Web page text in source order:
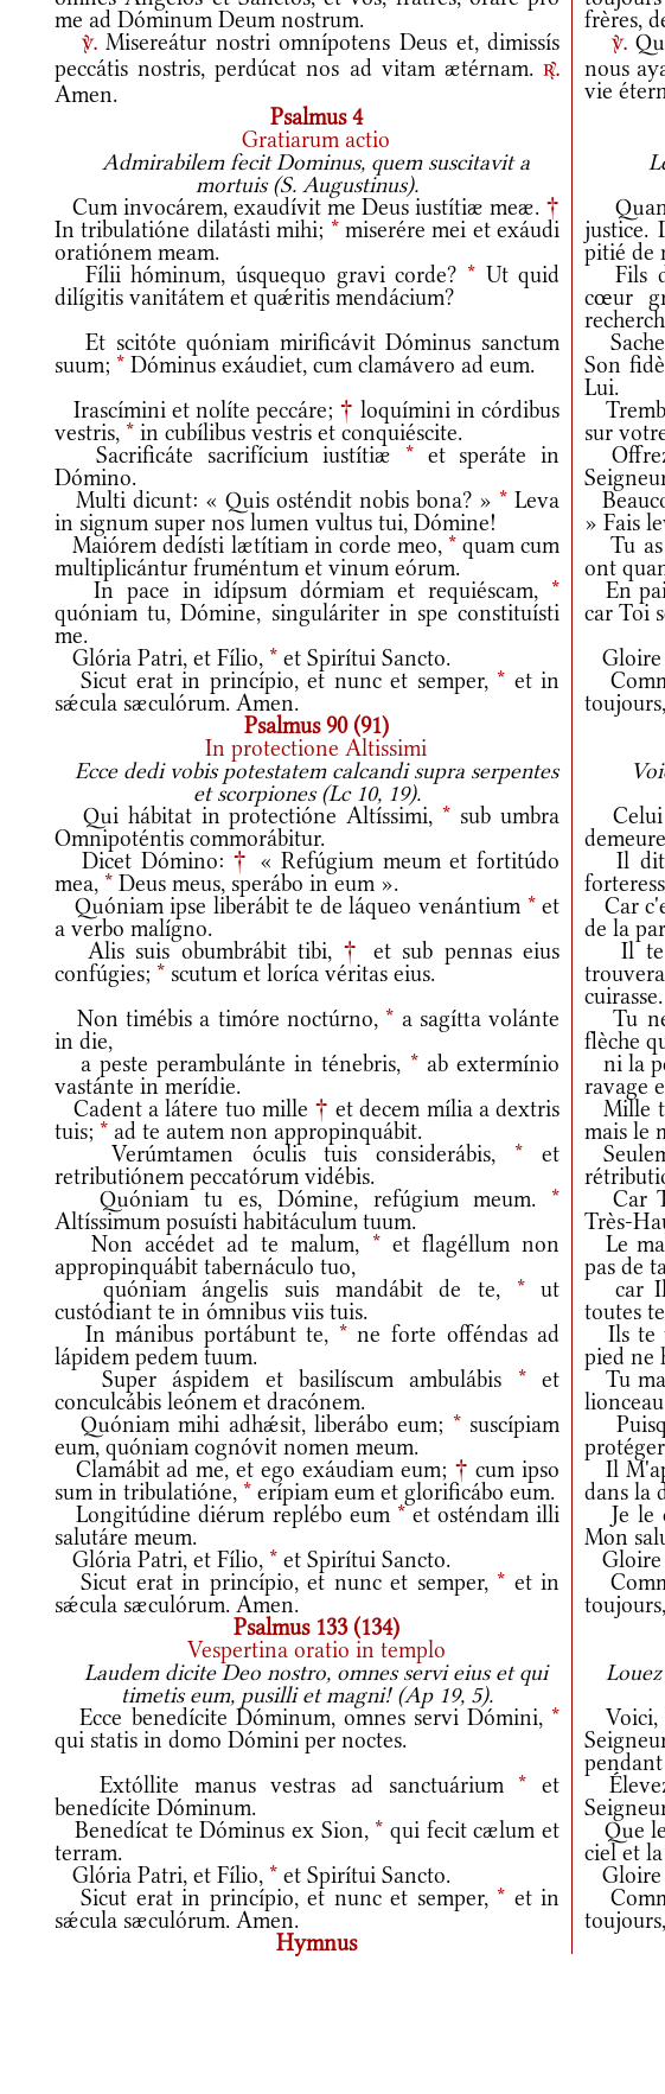
me ad Dóminum Deum nostrum.
frères,
v.Misereátur nostri omnípotens Deus et, dimissís
peccátis nostris, perdúcat nos ad vitam ætérnam.r.
Amen.
v.
nous
vie
Psalmus 4
Gratiarum actio
Admirabilem fecit Dominus, quem suscitavit a
mortuis (S. Augustinus).
Cum invocárem, exaudívit me Deus iustítiæ meæ. †
In tribulatióne dilatásti mihi; *miserére mei et exáudi
oratiónem meam.
justice.
pitié de
Fílii hóminum, úsquequo gravi corde? *Ut quid
dilígitis vanitátem et quǽritis mendácium?
Fils
cœur
Et scitóte quóniam mirificávit Dóminus sanctum
suum; * Dóminus exáudiet, cum clamávero ad eum.
Son
Lui.
Irascímini et nolíte peccáre; † loquímini in córdibus
vestris, * in cubílibus vestris et conquiéscite.
sur
Sacrificáte sacrifícium iustítiæ *et speráte in
Dómino.
Offrez
Multi dicunt: « Quis osténdit nobis bona? » * Leva
in signum super nos lumen vultus tui, Dómine!
» Fais
Maiórem dedísti lætítiam in corde meo, *quam cum
multiplicántur fruméntum et vinum eórum.
Tu as
ont
In pace in idípsum dórmiam et requiéscam, *
quóniam tu, Dómine, singuláriter in spe constituísti
me.
En
car Toi
Glória Patri, et Fílio, * et Spirítui Sancto.
Gloire
Sicut erat in princípio, et nunc et semper, * et in
sǽcula sæculórum. Amen.
Psalmus 90 (91)
In protectione Altissimi
Ecce dedi vobis potestatem calcandi supra serpentes
et scorpiones (Lc 10, 19).
Qui hábitat in protectióne Altíssimi, * sub umbra
Omnipoténtis commorábitur.
Celui
Dicet Dómino: † « Refúgium meum et fortitúdo
mea, * Deus meus, sperábo in eum ».
Il dit
Quóniam ipse liberábit te de láqueo venántium *et
a verbo malígno.
Car
de la
Alis suis obumbrábit tibi, †
et sub pennas eius
confúgies; * scutum et loríca véritas eius.
Il te
cuirasse.
Non timébis a timóre noctúrno, * a sagítta volánte
in die,
Tu ne
flèche
a peste perambulánte in ténebris, *ab extermínio
vastánte in merídie.
ni la
ravage
Cadent a látere tuo mille † et decem mília a dextris
tuis; * ad te autem non appropinquábit.
Mille
mais le
Verúmtamen óculis tuis considerábis, * et
retributiónem peccatórum vidébis.
Quóniam tu es, Dómine, refúgium meum. *
Altíssimum posuísti habitáculum tuum.
Car
Très-
Non accédet ad te malum, *et flagéllum non
appropinquábit tabernáculo tuo,
Le
pas de
quóniam ángelis suis mandábit de te, *ut
custódiant te in ómnibus viis tuis.
car Il
toutes
In mánibus portábunt te, *ne forte offéndas ad
lápidem pedem tuum.
Ils te
pied ne
Super áspidem et basilíscum ambulábis *et
conculcábis leónem et dracónem.
Tu
Quóniam mihi adhǽsit, liberábo eum; *suscípiam
eum, quóniam cognóvit nomen meum.
Clamábit ad me, et ego exáudiam eum; † cum ipso
sum in tribulatióne, * erípiam eum et glorificábo eum.
Il
dans la
Longitúdine diérum replébo eum *et osténdam illi
salutáre meum.
Je le
Mon
Glória Patri, et Fílio, * et Spirítui Sancto.
Gloire
Sicut erat in princípio, et nunc et semper, * et in
sǽcula sæculórum. Amen.
Psalmus 133 (134)
Vespertina oratio in templo
Laudem dicite Deo nostro, omnes servi eius et qui
timetis eum, pusilli et magni! (Ap 19, 5).
Louez
Ecce benedícite Dóminum, omnes servi Dómini, *
qui statis in domo Dómini per noctes.
Voici,
Extóllite manus vestras ad sanctuárium * et
benedícite Dóminum.
Élevez
Benedícat te Dóminus ex Sion, * qui fecit cælum et
terram.
Que
ciel et
Glória Patri, et Fílio, * et Spirítui Sancto.
Gloire
Sicut erat in princípio, et nunc et semper, * et in
sǽcula sæculórum. Amen.
Hymnus